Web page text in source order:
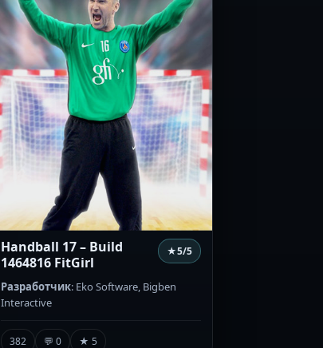
Handball 17 – Build
1464816 FitGirl
★5/5
Разработчик: Eko Software, Bigben
Interactive
382 💬 0 ★ 5